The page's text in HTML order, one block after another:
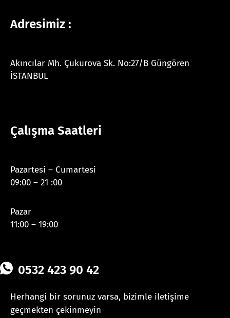
Adresimiz :
Akıncılar Mh. Çukurova Sk. No:27/B Güngören
İSTANBUL
Çalışma Saatleri
Pazartesi – Cumartesi
09:00 – 21 :00
Pazar
11:00 – 19:00
0532 423 90 42
Herhangi bir sorunuz varsa, bizimle iletişime
geçmekten çekinmeyin